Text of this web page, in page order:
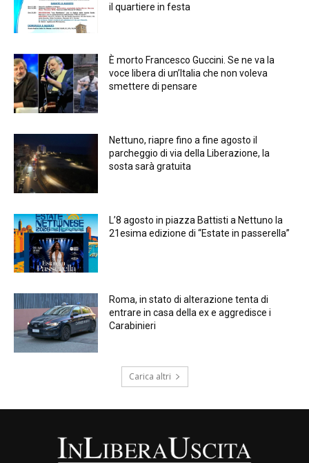
il quartiere in festa
È morto Francesco Guccini. Se ne va la
voce libera di un’Italia che non voleva
smettere di pensare
Nettuno, riapre fino a fine agosto il
parcheggio di via della Liberazione, la
sosta sarà gratuita
L’8 agosto in piazza Battisti a Nettuno la
21esima edizione di “Estate in passerella”
Roma, in stato di alterazione tenta di
entrare in casa della ex e aggredisce i
Carabinieri
Carica altri